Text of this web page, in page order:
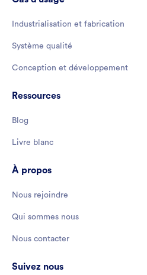
Industrialisation et fabrication
Système qualité
Conception et développement
Ressources
Blog
Livre blanc
À propos
Nous rejoindre
Qui sommes nous
Nous contacter
Suivez nous